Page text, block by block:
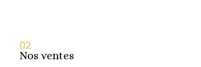
02
Nos ventes